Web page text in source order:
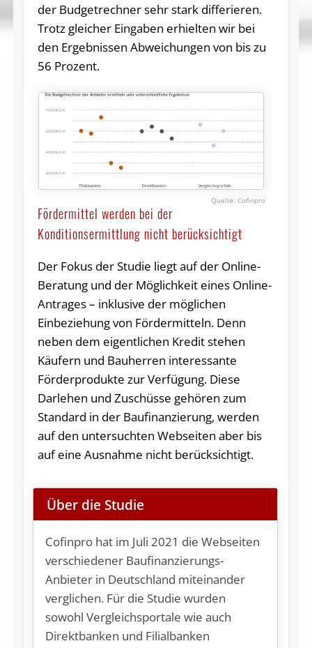
der Budgetrechner sehr stark differieren.
Trotz gleicher Eingaben erhielten wir bei
den Ergebnissen Abweichungen von bis zu
56 Prozent.
Cofinpro
Fördermittel werden bei der
Konditionsermittlung nicht berücksichtigt
Der Fokus der Studie liegt auf der Online-
Beratung und der Möglichkeit eines Online-
Antrages – inklusive der möglichen
Einbeziehung von Fördermitteln. Denn
neben dem eigentlichen Kredit stehen
Käufern und Bauherren interessante
Förderprodukte zur Verfügung. Diese
Darlehen und Zuschüsse gehören zum
Standard in der Baufinanzierung, werden
auf den untersuchten Webseiten aber bis
auf eine Ausnahme nicht berücksichtigt.
Über die Studie
Cofinpro hat im Juli 2021 die Webseiten
verschiedener Baufinanzierungs-
Anbieter in Deutschland miteinander
verglichen. Für die Studie wurden
sowohl Vergleichsportale wie auch
Direktbanken und Filialbanken